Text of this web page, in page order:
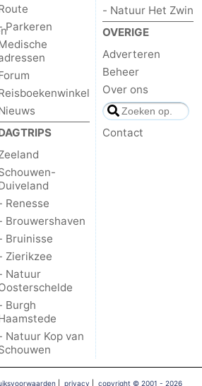
Parkeren
Renesse
Brouwershaven
Bruinisse
Zierikzee
Natuur
Burgh
Natuur Kop van
- Natuur Het Zwin
OVERIGE
Adverteren
Beheer
Over ons
Contact
privacy copyright © 2001 - 2026